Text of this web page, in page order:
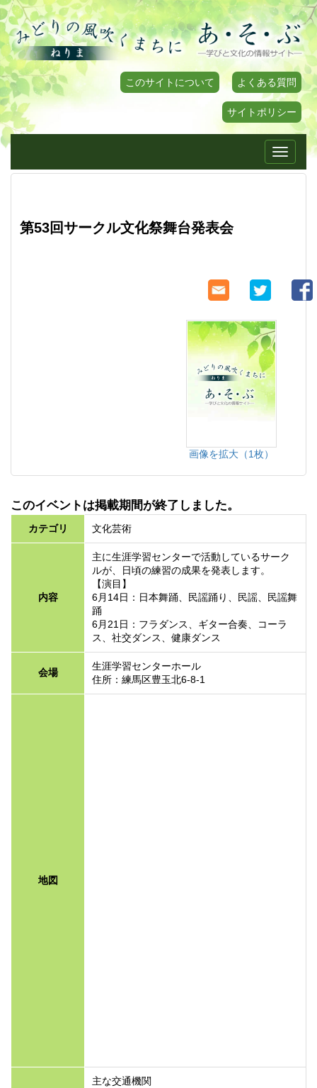
このサイトについて よくある質問
サイトポリシー
Toggle
第53回サークル文化祭舞台発表会
画像を拡大（1枚）
このイベントは掲載期間が終了しました。
カテゴリ 文化芸術
内容
主に生涯学習センターで活動しているサーク
ルが、日頃の練習の成果を発表します。
【演目】
6月14日：日本舞踊、民謡踊り、民謡、民謡舞
踊
6月21日：フラダンス、ギター合奏、コーラ
ス、社交ダンス、健康ダンス
会場
生涯学習センターホール
住所：練馬区豊玉北6-8-1
地図
主な交通機関